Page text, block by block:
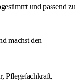
und passend zu
machst den
Pflegefachkraft,